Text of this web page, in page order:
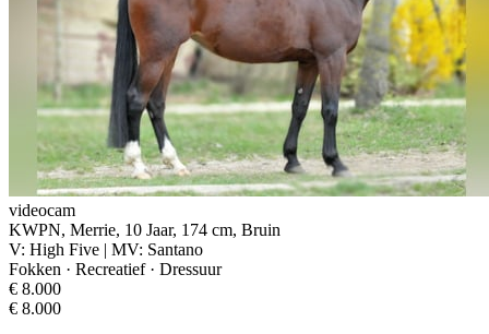
videocam
KWPN, Merrie, 10 Jaar, 174 cm, Bruin
V: High Five | MV: Santano
Fokken · Recreatief · Dressuur
€ 8.000
€ 8.000